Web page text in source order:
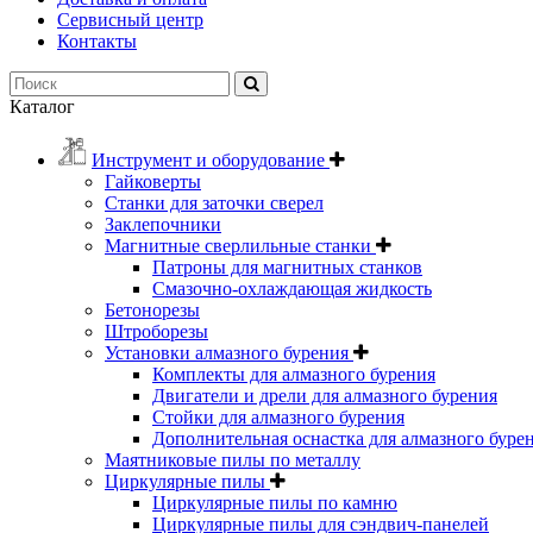
Сервисный центр
Контакты
Каталог
Инструмент и оборудование
Гайковерты
Станки для заточки сверел
Заклепочники
Магнитные сверлильные станки
Патроны для магнитных станков
Смазочно-охлаждающая жидкость
Бетонорезы
Штроборезы
Установки алмазного бурения
Комплекты для алмазного бурения
Двигатели и дрели для алмазного бурения
Стойки для алмазного бурения
Дополнительная оснастка для алмазного
Маятниковые пилы по металлу
Циркулярные пилы
Циркулярные пилы по камню
Циркулярные пилы для сэндвич-панелей